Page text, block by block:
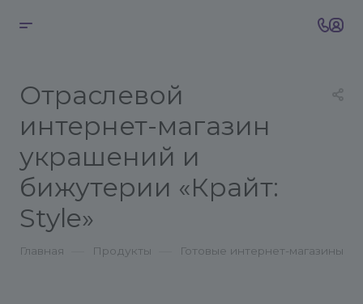
Отраслевой
интернет-магазин
украшений и
бижутерии «Крайт:
Style»
Главная Продукты Готовые интернет-магазины